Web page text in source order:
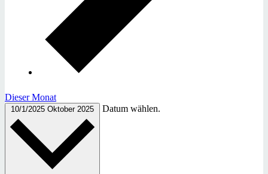
Dieser Monat
10/1/2025 Oktober 2025 Datum wählen.